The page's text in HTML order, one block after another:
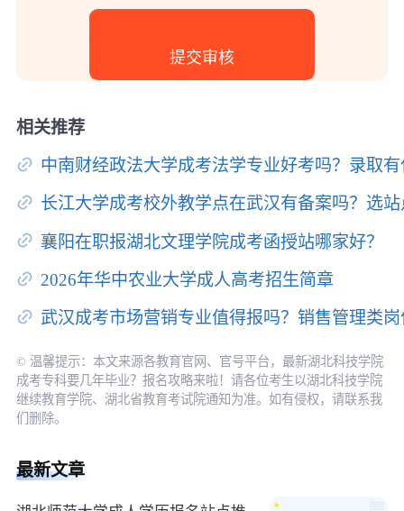
相关推荐
中南财经政法大学成考法学专业好考吗？录取
长江大学成考校外教学点在武汉有备案吗？选
襄阳在职报湖北文理学院成考函授站哪家好？
2026年华中农业大学成人高考招生简章
武汉成考市场营销专业值得报吗？销售管理类
© 温馨提示：本文来源各教育官网、官号平台，最新湖北科技学院
成考专科要几年毕业？报名攻略来啦！请各位考生以湖北科技学院
继续教育学院、湖北省教育考试院通知为准。如有侵权，请联系我
们删除。
最新文章